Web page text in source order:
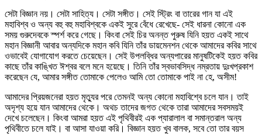
সেটা বিজ্ঞান নয়। সেটা সাহিত্য। সেটা সঙ্গীত। সেই স্ট্রিং বা তারের গান যা এই
মহাবিশ্ব ও অন্য বহু বহু মহাবিশ্বকে একই সুরে বেঁধে রেখেছে- সেই ধারনা কোনো এক
সময় গুরুদেবকে স্পর্শ করে গেছে। কিংবা সেই চির অনন্ত পুরুষ যিনি হয়ত একই সাথে
মহান বিজ্ঞানী আবার অন্যদিকে মহান কবি যিনি তাঁর ডায়মেনশন থেকে আমাদের কবির সাথে
ওভাবেই যোগাযোগ করতে চেয়েছেন। সেই উপলব্ধির অন্যপারের মানুষটিকেই হয়ত কবির
কাছে তাঁর কাঙ্খিত ঈশ্বর বলে মনে হয়েছে। তিনি তাঁর স্বভাবসিদ্ধ নম্রতায় দুঃখপ্রকাশ
করেছেন যে, আমার সঙ্গীত তোমাকে পেলেও আমি তো তোমাকে পাই না হে, অসীম!
আমাদের প্রিয়জনেরা হয়ত মৃত্যুর পরে তেমনই অন্য কোনো মহাবিশ্বে চলে যান। তাই
অদৃশ্য হয়ে যান আমাদের থেকে। অথচ তাদের জগত থেকে তারা আমাদের সবসময়ই
দেখে চলেছেন। কিংবা আমরা হয়ত এই পৃথিবীরই এক প্যারালাল বা সমান্তরাল অন্য
পৃথিবীতে চলে যাই। বা আসা যাওয়া করি। বিজ্ঞান হয়ত খুব বালক, সবে তো তার বয়স